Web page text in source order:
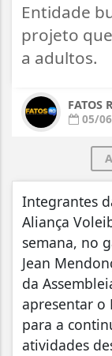
Entidade
projeto
a adultos.
FATOS
05/
Integrantes
Aliança
semana, no
Jean
da
apresentar o
para a
atividades